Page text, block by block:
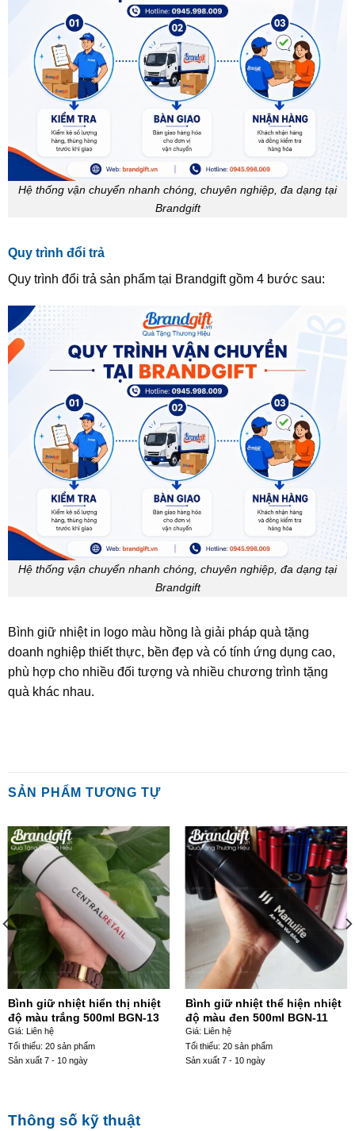
Hệ thống vận chuyển nhanh chóng, chuyên nghiệp, đa dạng tại
Brandgift
Quy trình đổi trả
Quy trình đổi trả sản phẩm tại Brandgift gồm 4 bước sau:
Hệ thống vận chuyển nhanh chóng, chuyên nghiệp, đa dạng tại
Brandgift
Bình giữ nhiệt in logo màu hồng là giải pháp quà tặng
doanh nghiệp thiết thực, bền đẹp và có tính ứng dụng cao,
phù hợp cho nhiều đối tượng và nhiều chương trình tặng
quà khác nhau.
SẢN PHẨM TƯƠNG TỰ
Bình giữ nhiệt hiển thị nhiệt
độ màu trắng 500ml BGN-13
Giá: Liên hệ
Tổi thiểu: 20 sản phẩm
Sản xuất 7 - 10 ngày
Bình giữ nhiệt thể hiện nhiệt
độ màu đen 500ml BGN-11
Giá: Liên hệ
Tổi thiểu: 20 sản phẩm
Sản xuất 7 - 10 ngày
Thông số kỹ thuật